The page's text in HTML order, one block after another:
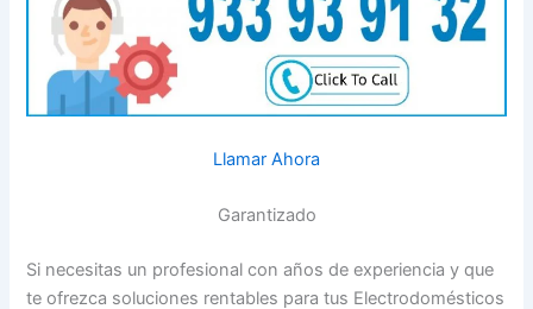
Llamar Ahora
Garantizado
Si necesitas un profesional con años de experiencia y que
te ofrezca soluciones rentables para tus Electrodomésticos